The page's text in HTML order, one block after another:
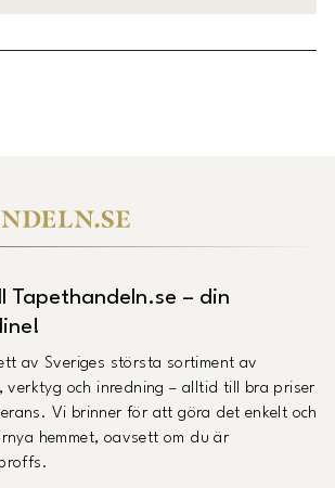
Tapethandeln.se – din
av Sveriges största sortiment av
och inredning – alltid till bra priser
Vi brinner för att göra det enkelt och
hemmet, oavsett om du är